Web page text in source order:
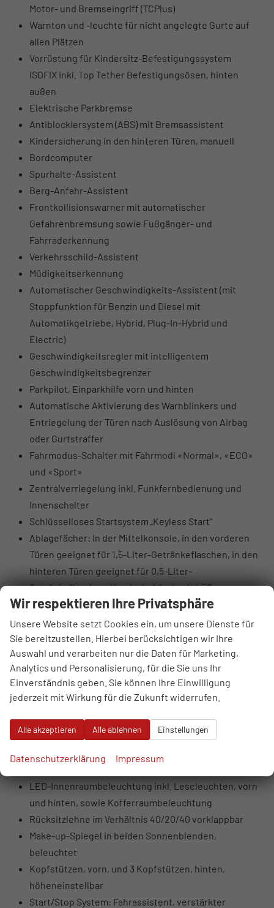
Motor- und Bremseingriff (TCPlus)
Warnton und -leuchte für nicht angelegte Gurte auf
allen Plätzen
Vorrüstung für Kindersitz-Befestigungssystem
ISOFIX inkl. Top Tether Befestigungsösen, hinten
außen
Elektrische Parkbremse
Antiblockiersystem (ABS) mit Bremsassistent
Kindersicherung in den hinteren Türen, manuell
Bordcomputer
Spurhalte-Assistent
Berg-Anfahr-Assistent
Frontkollisionswarner mit automatischer
Gefahrenbremsung sowie Fußgänger- und
Fahrraderkennung
Verkehrsschild-Assistent
Müdigkeitserkennung
Automatischer Geschwindigkeits-Assistent (mit
Stoppfunktion für Benzin und Diesel mit
Automatikgetriebe, Hybrid, Plug-In-Hybrid und
Electric)
Geschwindigkeitsregler mit intelligentem
Geschwindigkeitsbegrenzer
Parkpilot, Einparkhilfe vorn und hinten
Automatische Aktivierung des Warnblinkers und
Entriegelung der Türen nach Auslösung von Airbag
oder Gurtstraffer
Fahrmodus-Schalter mit Fahrmodi «Normal», «ECO»
und «Sport»
Zentralverriegelung inkl. Funkfernbedienung und
Innenschalter
Schlüsselloses Startsystem „Keyless Start"
Ablagefächer: In der Mittelkonsole, in den vorderen
Türen geeignet für 1,5-Liter-Getränkeflaschen, in den
hinteren Türen geeignet für 0,5-Liter-
Getränkeflaschen, Handschuhfach mit LED-
Beleuchtung und Brillenfach
Ein-Zonen-Klimatisierungsautomatik mit Partikel-
und Aktivkohlefilter
Außenspiegel: elektrisch einstell- und beheizbar,
manuell anklappbar
Fensterheber, elektrisch, vorn und hinten, mit
Tippfunktion und Einklemmschutz
Kabelsatz für Anhängerzugvorrichtung
Mittelkonsole mit USB-Anschluss und USB-
Ladegerät, Getränkehalter, Staufächer
LED-Innenraumbeleuchtung inkl. Leseleuchten, vorn
und hinten, sowie Kofferraumbeleuchtung
Rücksitzlehne im Verhältnis 40/20/40 vorklappbar
Make-up-Spiegel in beiden Sonnenblenden,
beleuchtet
Kopfstützen, vorn, und 3 Kopfstützen, hinten,
höheneinstellbar
Start/Stop System: Fahrassistent, verstärkter
Wir respektieren Ihre Privatsphäre
Unsere Website setzt Cookies ein, um unsere Dienste für
Sie bereitzustellen. Hierbei berücksichtigen wir Ihre
Auswahl und verarbeiten nur die Daten für Marketing,
Analytics und Personalisierung, für die Sie uns Ihr
Einverständnis geben. Sie können Ihre Einwilligung
jederzeit mit Wirkung für die Zukunft widerrufen.
Alle akzeptieren Alle ablehnen Einstellungen
Datenschutzerklärung Impressum